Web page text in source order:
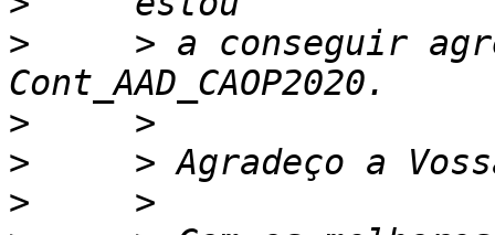
>
> a conseguir
>
>
>